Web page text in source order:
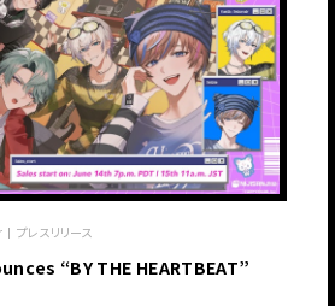
プレスリリース
“BY THE HEARTBEAT”